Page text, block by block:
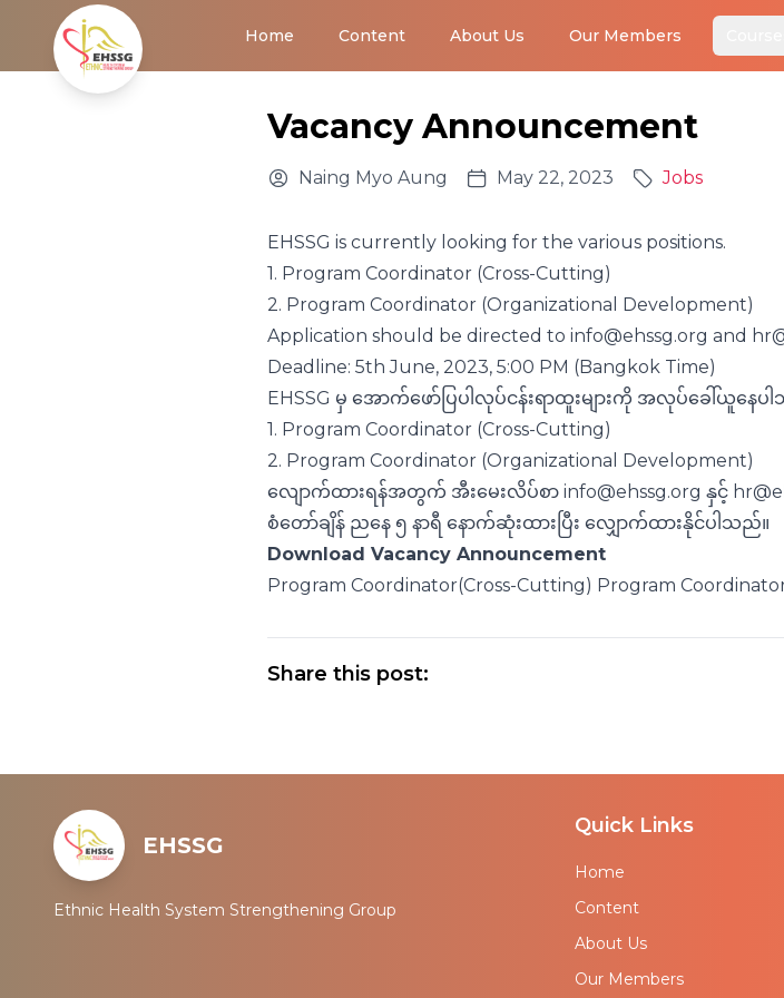
Home Content About Us Our Members
Vacancy Announcement
Naing Myo Aung May 22, 2023 Jobs
EHSSG is currently looking for the various positions.
1. Program Coordinator (Cross-Cutting)
2. Program Coordinator (Organizational Development)
Application should be directed to info@ehssg.org and
Deadline: 5th June, 2023, 5:00 PM (Bangkok Time)
EHSSG မှ အောက်ဖော်ပြပါလုပ်ငန်းရာထူးများကို အလုပ်ခေါ်ယူနေပ
1. Program Coordinator (Cross-Cutting)
2. Program Coordinator (Organizational Development)
လျောက်ထားရန်အတွက် အီးမေးလိပ်စာ info@ehssg.org နှင့်
စံတော်ချိန် ညနေ ၅ နာရီ နောက်ဆုံးထားပြီး လျှောက်ထားနိုင်ပါသည်။
Download Vacancy Announcement
Program Coordinator(Cross-Cutting) Program
Share this post:
EHSSG
Ethnic Health System Strengthening Group
Quick Links
Home
Content
About Us
Our Members